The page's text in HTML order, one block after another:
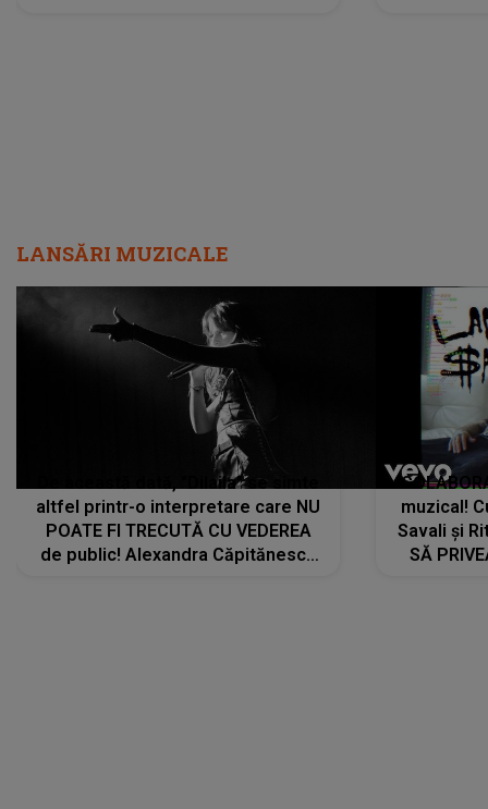
LANSĂRI MUZICALE
De această dată, "Dilaila" se simte
altfel printr-o interpretare care NU
POATE FI TRECUTĂ CU VEDEREA
de public! Alexandra Căpitănescu
muzical!
Savali și
SĂ